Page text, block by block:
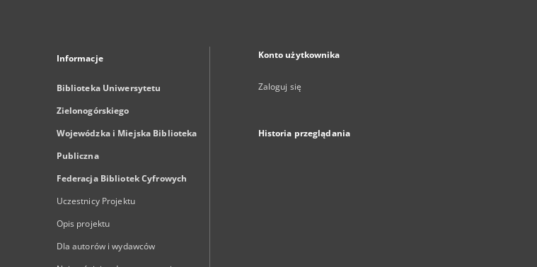
Informacje
Biblioteka Uniwersytetu
Zielonogórskiego
Wojewódzka i Miejska Biblioteka
Publiczna
Federacja Bibliotek Cyfrowych
Uczestnicy Projektu
Opis projektu
Dla autorów i wydawców
Konto użytkownika
Zaloguj się
Historia przeglądania